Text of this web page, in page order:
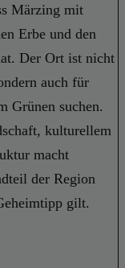
Märzing mit
Erbe und den
Der Ort ist nicht
auch für
Grünen suchen.
kulturellem
macht
der Region
gilt.